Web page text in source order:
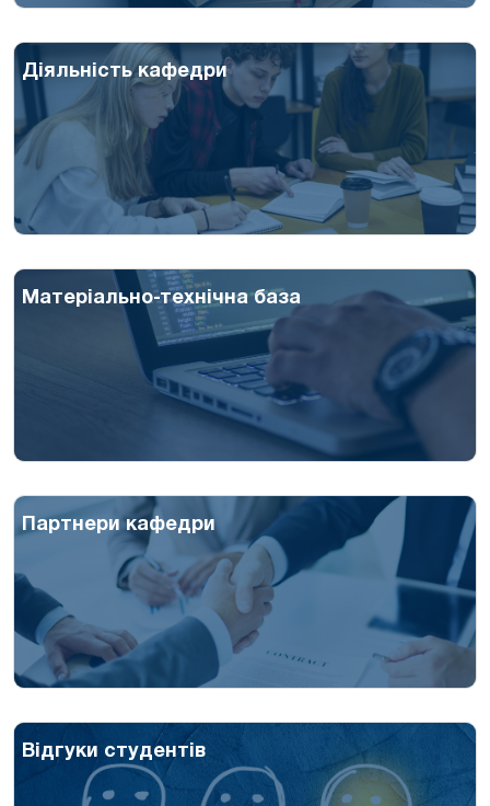
Діяльність кафедри
Матеріально-технічна база
Партнери кафедри
Відгуки студентів